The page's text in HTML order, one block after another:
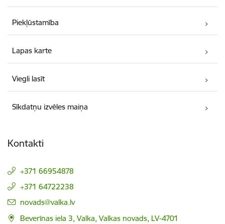
Piekļūstamība
Lapas karte
Viegli lasīt
Sīkdatņu izvēles maiņa
Kontakti
+371 66954878
+371 64722238
E-pasts:
novads@valka.lv
Beverīnas iela 3, Valka, Valkas novads, LV-4701